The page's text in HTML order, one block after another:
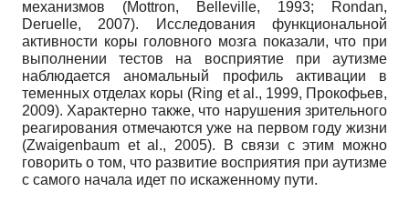
механизмов (Mottron, Belleville, 1993; Rondan,
Deruelle, 2007). Исследования функциональной
активности коры головного мозга показали, что при
выполнении тестов на восприятие при аутизме
наблюдается аномальный профиль активации в
теменных отделах коры (Ring et al., 1999, Прокофьев,
2009). Характерно также, что нарушения зрительного
реагирования отмечаются уже на первом году жизни
(Zwaigenbaum et al., 2005). В связи с этим можно
говорить о том, что развитие восприятия при аутизме
с самого начала идет по искаженному пути.